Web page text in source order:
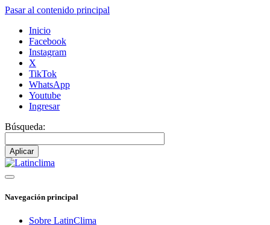
Pasar al contenido principal
Inicio
Facebook
Instagram
X
TikTok
WhatsApp
Youtube
Ingresar
Búsqueda:
Navegación principal
Sobre LatinClima